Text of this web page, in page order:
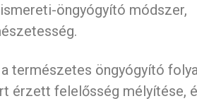
öngyógyító módszer,
természetes öngyógyító
érzett felelősség mélyítése,